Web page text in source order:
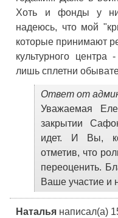
Хоть и фонды у
надеюсь, что мой
которые принимают
культурного центра
лишь сплетни
Ответ от
Уважаемая
закрытии
идет. И Вы,
отметив, что
переоценить.
Ваше участие и
Наталья написал(а)